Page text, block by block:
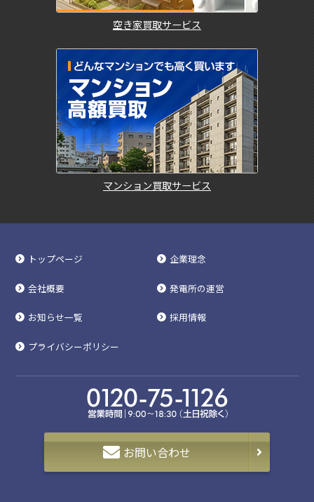
空き家買取サービス
マンション買取サービス
トップページ 企業理念
会社概要 発電所の運営
お知らせ一覧 採用情報
プライバシーポリシー
お問い合わせ